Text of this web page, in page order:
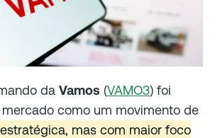
da Vamos (VAMO3) foi
como um movimento de
mas com maior foco